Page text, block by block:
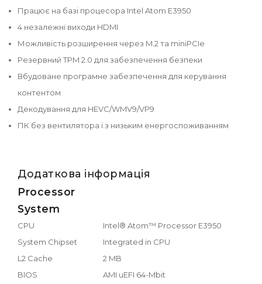
Працює на базі процесора Intel Atom E3950
4 незалежні виходи HDMI
Можливість розширення через M.2 та miniPCIe
Резервний TPM 2.0 для забезпечення безпеки
Вбудоване програмне забезпечення для керування
контентом
Декодування для HEVC/WMV9/VP9
ПК без вентилятора і з низьким енергоспоживанням
Додаткова інформація
Processor
System
CPU
Intel® Atom™ Processor E3950
System Chipset
Integrated in CPU
L2 Cache
2 MB
BIOS
AMI uEFI 64-Mbit